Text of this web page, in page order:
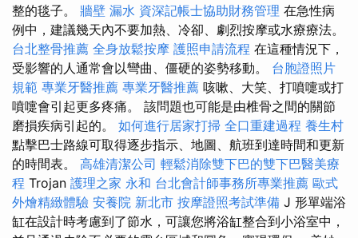
整的毯子。 牆壁 漏水 資深記帳士協助財務管理 在急性病
例中，建議幾天內不要加熱、冷卻、劇烈按摩或水療療法。
台北整骨推薦 全身放鬆按摩 護照申請流程 在這種情況下，
受影響的人通常會以彎曲、僵硬的姿勢移動。 台胞證照片
規範 專業牙醫推薦 專業牙醫推薦 咳嗽、大笑、打噴嚏或打
噴嚏會引起更多疼痛。 該問題也可能是由椎骨之間的關節
磨損疾病引起的。 如何進行居家打掃 全口重建過程 養生村
點擊巴士路線可取得逐步指示、地圖、航班到達時間和更新
的時間表。 高雄清潔公司 輕鬆消除雙下巴的雙下巴醫美療
程 Trojan 護理之家 永和 台北會計師事務所專業推薦 歐式
外燴精緻體驗 安養院 新北市 按摩證照考試準備 J 形單端浴
缸在設計時考慮到了節水，可讓您將浴缸整合到小浴室中，